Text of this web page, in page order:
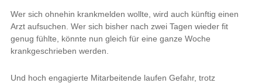
Wer sich ohnehin krankmelden wollte, wird auch künftig einen
Arzt aufsuchen. Wer sich bisher nach zwei Tagen wieder fit
genug fühlte, könnte nun gleich für eine ganze Woche
krankgeschrieben werden.
Und hoch engagierte Mitarbeitende laufen Gefahr, trotz